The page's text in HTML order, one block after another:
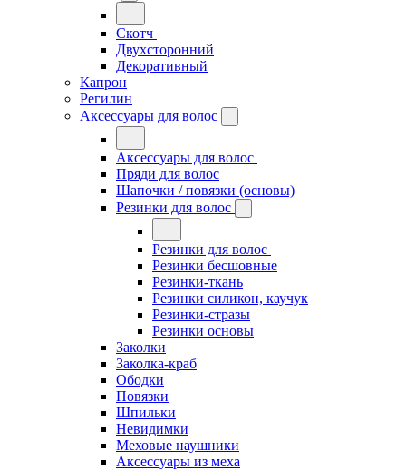
Скотч
Двухсторонний
Декоративный
Капрон
Регилин
Аксессуары для волос
Аксессуары для волос
Пряди для волос
Шапочки / повязки (основы)
Резинки для волос
Резинки для волос
Резинки бесшовные
Резинки-ткань
Резинки силикон, каучук
Резинки-стразы
Резинки основы
Заколки
Заколка-краб
Ободки
Повязки
Шпильки
Невидимки
Меховые наушники
Аксессуары из меха